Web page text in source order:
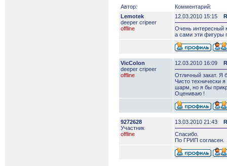
Автор:
Комментарий:
Lemotek
deeper сripeer
offline
12.03.2010 15:15
Очень интересный
а сами эти фигуры
VicColon
deeper сripeer
offline
12.03.2010 16:09
Отличный закат. Я
Чисто технически
шарм, но я бы
Оцениваю !
9272628
Участник
offline
13.03.2010 21:43
Спасибо.
По ГРИП согласен.